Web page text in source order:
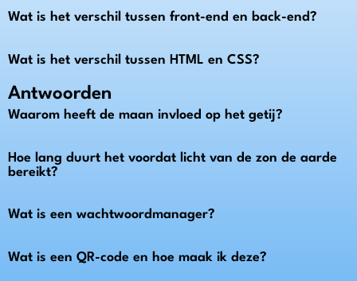
Wat is het verschil tussen front-end en back-end?
Wat is het verschil tussen HTML en CSS?
Antwoorden
Waarom heeft de maan invloed op het getij?
Hoe lang duurt het voordat licht van de zon de aarde
bereikt?
Wat is een wachtwoordmanager?
Wat is een QR-code en hoe maak ik deze?